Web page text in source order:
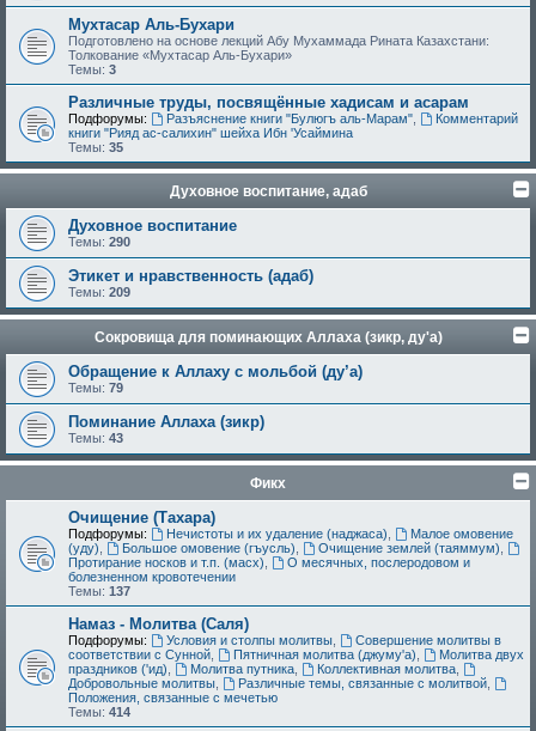
Мухтасар Аль-Бухари
Подготовлено на основе лекций Абу Мухаммада Рината Казахстани:
Толкование «Мухтасар Аль-Бухари»
Темы: 3
Различные труды, посвящённые хадисам и асарам
Подфорумы: Разъяснение книги "Булюгъ аль-Марам",
Комментарий
книги "Рияд ас-салихин" шейха Ибн 'Усаймина
Темы: 35
Духовное воспитание, адаб
Духовное воспитание
Темы: 290
Этикет и нравственность (адаб)
Темы: 209
Сокровища для поминающих Аллаха (зикр, ду'а)
Обращение к Аллаху с мольбой (ду’а)
Темы: 79
Поминание Аллаха (зикр)
Темы: 43
Фикх
Очищение (Тахара)
Подфорумы: Нечистоты и их удаление (наджаса),
Малое омовение
(уду), Большое омовение (гъусль), Очищение землей (таяммум),
Протирание носков и т.п. (масх),
О месячных, послеродовом и
болезненном кровотечении
Темы: 137
Намаз - Молитва (Саля)
Подфорумы: Условия и столпы молитвы,
Совершение молитвы в
соответствии с Сунной, Пятничная молитва (джуму'а),
Молитва двух
праздников ('ид), Молитва путника, Коллективная молитва,
Добровольные молитвы, Различные темы, связанные с молитвой,
Положения, связанные с мечетью
Темы: 414